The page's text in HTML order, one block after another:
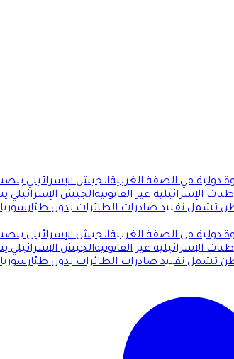
دولية في الضفة الغربيةالجيش الإسرائيلي
الإسرائيلية غير القانونيةالجيش
تشمل تقييد صادرات الطائرات بدون طيّار
دولية في الضفة الغربيةالجيش الإسرائيلي
الإسرائيلية غير القانونيةالجيش
تشمل تقييد صادرات الطائرات بدون طيّار